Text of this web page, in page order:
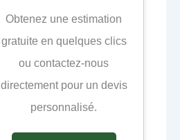
Obtenez une estimation
gratuite en quelques clics
ou contactez-nous
directement pour un devis
personnalisé.